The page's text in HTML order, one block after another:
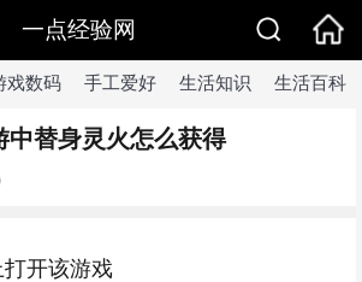
一点经验网
戏数码 手工爱好 生活知识 生活百科
中替身灵火怎么获得
开该游戏